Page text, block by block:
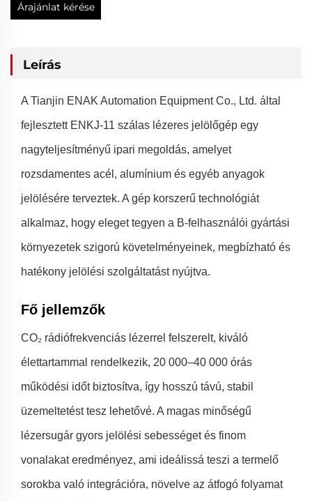
Árajánlat kérése
Leírás
A Tianjin ENAK Automation Equipment Co., Ltd. által
fejlesztett ENKJ-11 szálas lézeres jelölőgép egy
nagyteljesítményű ipari megoldás, amelyet
rozsdamentes acél, alumínium és egyéb anyagok
jelölésére terveztek. A gép korszerű technológiát
alkalmaz, hogy eleget tegyen a B-felhasználói gyártási
környezetek szigorú követelményeinek, megbízható és
hatékony jelölési szolgáltatást nyújtva.
Fő jellemzők
CO₂ rádiófrekvenciás lézerrel felszerelt, kiváló
élettartammal rendelkezik, 20 000–40 000 órás
működési időt biztosítva, így hosszú távú, stabil
üzemeltetést tesz lehetővé. A magas minőségű
lézersugár gyors jelölési sebességet és finom
vonalakat eredményez, ami ideálissá teszi a termelő
sorokba való integrációra, növelve az átfogó folyamat